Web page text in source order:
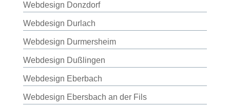
Webdesign Donzdorf
Webdesign Durlach
Webdesign Durmersheim
Webdesign Dußlingen
Webdesign Eberbach
Webdesign Ebersbach an der Fils